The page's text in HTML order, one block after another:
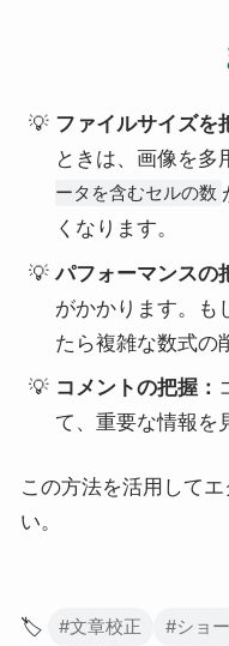
ファイルサイズを
ときは、画像を多
ータを含むセルの数
くなります。
パフォーマンスの
がかかります。も
たら複雑な数式の
コメントの把握：
て、重要な情報を
この方法を活用して
い。
🏷️ #文章校正 #ショ